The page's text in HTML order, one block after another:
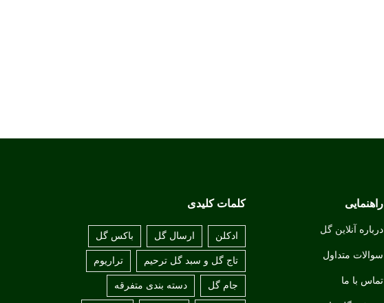
راهنمایی
درباره آنلاین گل
سوالات متداول
تماس با ما
کلمات کلیدی
ادکلن ارسال گل باکس گل
تاج گل و سبد گل ترحیم تراریوم
جام گل دسته بندی متفرقه